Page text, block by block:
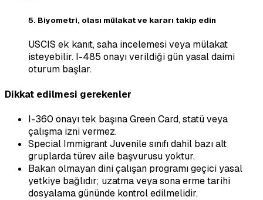
5. Biyometri, olası mülakat ve kararı takip edin
USCIS ek kanıt, saha incelemesi veya mülakat
isteyebilir. I-485 onayı verildiği gün yasal daimi
oturum başlar.
Dikkat edilmesi gerekenler
I-360 onayı tek başına Green Card, statü veya
çalışma izni vermez.
Special Immigrant Juvenile sınıfı dahil bazı alt
gruplarda türev aile başvurusu yoktur.
Bakan olmayan dini çalışan programı geçici yasal
yetkiye bağlıdır; uzatma veya sona erme tarihi
dosyalama gününde kontrol edilmelidir.